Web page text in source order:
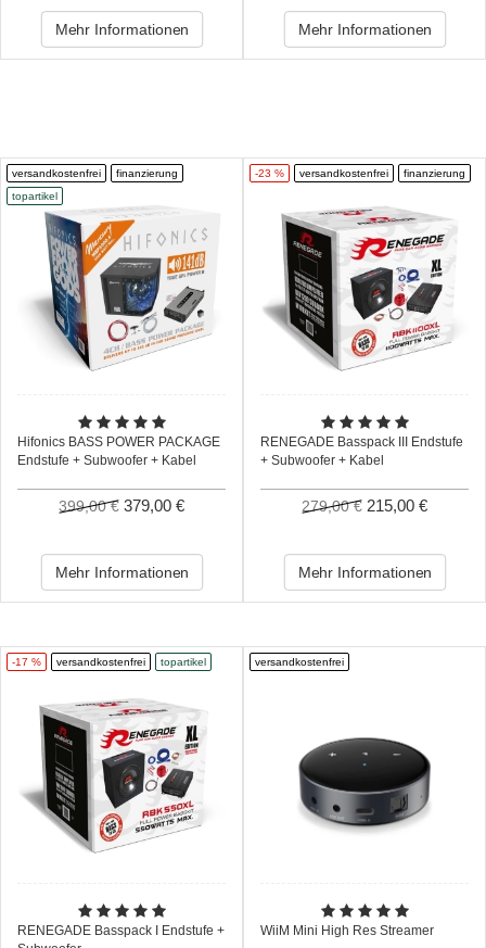
Mehr Informationen Mehr Informationen
versandkostenfrei
finanzierung
topartikel
Hifonics BASS POWER PACKAGE
Endstufe + Subwoofer + Kabel
399,00 € 379,00 €
Mehr Informationen
-23 % versandkostenfrei finanzierung
RENEGADE Basspack III Endstufe
+ Subwoofer + Kabel
279,00 € 215,00 €
Mehr Informationen
-17 % versandkostenfrei topartikel
RENEGADE Basspack I Endstufe +
versandkostenfrei
WiiM Mini High Res Streamer